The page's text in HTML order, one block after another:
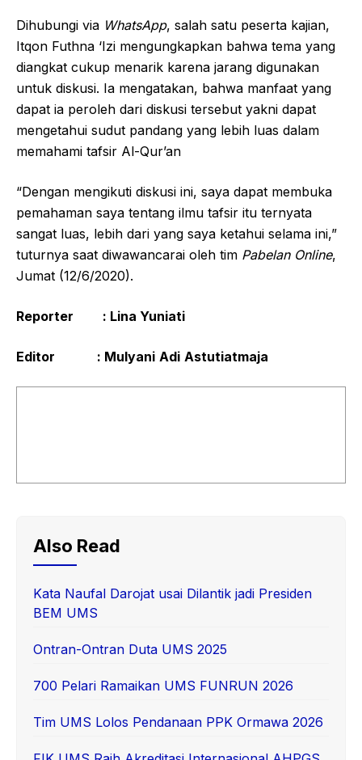
Dihubungi via WhatsApp, salah satu peserta kajian,
Itqon Futhna ‘Izi mengungkapkan bahwa tema yang
diangkat cukup menarik karena jarang digunakan
untuk diskusi. Ia mengatakan, bahwa manfaat yang
dapat ia peroleh dari diskusi tersebut yakni dapat
mengetahui sudut pandang yang lebih luas dalam
memahami tafsir Al-Qur’an
“Dengan mengikuti diskusi ini, saya dapat membuka
pemahaman saya tentang ilmu tafsir itu ternyata
sangat luas, lebih dari yang saya ketahui selama ini,”
tuturnya saat diwawancarai oleh tim Pabelan Online,
Jumat (12/6/2020).
Reporter : Lina Yuniati
Editor : Mulyani Adi Astutiatmaja
Also Read
Kata Naufal Darojat usai Dilantik jadi Presiden
BEM UMS
Ontran-Ontran Duta UMS 2025
700 Pelari Ramaikan UMS FUNRUN 2026
Tim UMS Lolos Pendanaan PPK Ormawa 2026